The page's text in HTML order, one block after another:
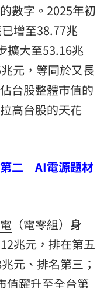
數字。2025年初
增至38.77兆
擴大至53.16兆
元，等同於又長
台股整體市值的
高台股的天花
第二 AI電源題材
（電零組）身
兆元，排在第五
元、排名第三；
值躍升至全台第